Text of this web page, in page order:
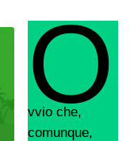
O
vvio che,
comunque,